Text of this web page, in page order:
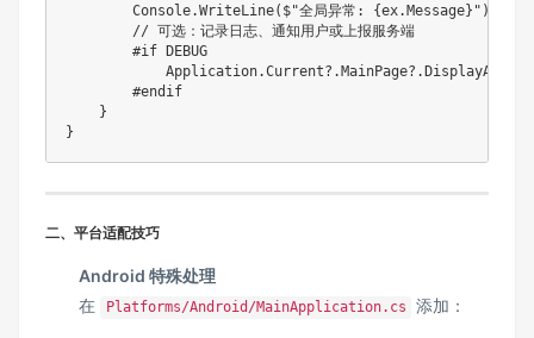
        Console
.WriteLine( $"全局异常: {ex.Message} " )
// 可选：记录日志、通知用户或上报服务端
#if DEBUG
            Application
.Current?.MainPage?.DisplayAlert
#endif
}
}
二、平台适配技巧
Android 特殊处理
在
Platforms/Android/MainApplication.cs 添加：